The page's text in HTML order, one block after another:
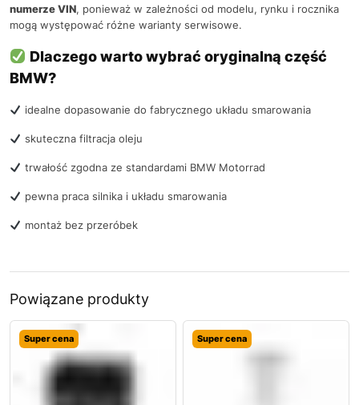
numerze VIN, ponieważ w zależności od modelu, rynku i rocznika
mogą występować różne warianty serwisowe.
Dlaczego warto wybrać oryginalną część
BMW?
idealne dopasowanie do fabrycznego układu smarowania
skuteczna filtracja oleju
trwałość zgodna ze standardami BMW Motorrad
pewna praca silnika i układu smarowania
montaż bez przeróbek
Powiązane produkty
Super cena Super cena